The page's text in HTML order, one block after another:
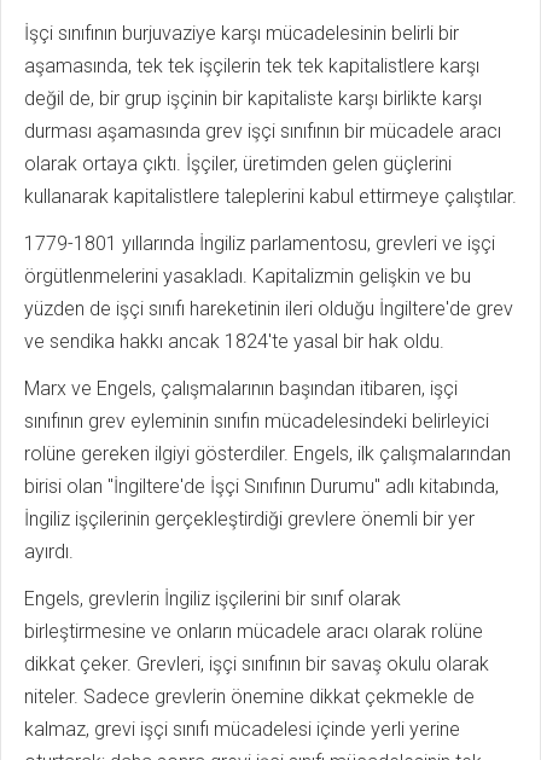
İşçi sınıfının burjuvaziye karşı mücadelesinin belirli bir
aşamasında, tek tek işçilerin tek tek kapitalistlere karşı
değil de, bir grup işçinin bir kapitaliste karşı birlikte karşı
durması aşamasında grev işçi sınıfının bir mücadele aracı
olarak ortaya çıktı. İşçiler, üretimden gelen güçlerini
kullanarak kapitalistlere taleplerini kabul ettirmeye çalıştılar.
1779-1801 yıllarında İngiliz parlamentosu, grevleri ve işçi
örgütlenmelerini yasakladı. Kapitalizmin gelişkin ve bu
yüzden de işçi sınıfı hareketinin ileri olduğu İngiltere'de grev
ve sendika hakkı ancak 1824'te yasal bir hak oldu.
Marx ve Engels, çalışmalarının başından itibaren, işçi
sınıfının grev eyleminin sınıfın mücadelesindeki belirleyici
rolüne gereken ilgiyi gösterdiler. Engels, ilk çalışmalarından
birisi olan "İngiltere'de İşçi Sınıfının Durumu" adlı kitabında,
İngiliz işçilerinin gerçekleştirdiği grevlere önemli bir yer
ayırdı.
Engels, grevlerin İngiliz işçilerini bir sınıf olarak
birleştirmesine ve onların mücadele aracı olarak rolüne
dikkat çeker. Grevleri, işçi sınıfının bir savaş okulu olarak
niteler. Sadece grevlerin önemine dikkat çekmekle de
kalmaz, grevi işçi sınıfı mücadelesi içinde yerli yerine